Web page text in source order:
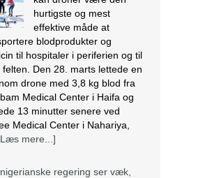
hurtigste og mest
effektive måde at
blodprodukter og
til hospitaler i periferien og til
felten. Den 28. marts lettede en
drone med 3,8 kg blod fra
Medical Center i Haifa og
13 minutter senere ved
Medical Center i Nahariya,
mere...]
regering ser væk,